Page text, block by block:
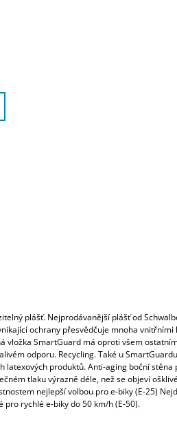
plášť. Nejprodávanější plášť od
ochrany přesvědčuje mnoha
vložka SmartGuard má oproti všem
odporu. Recycling. Také u
latexových produktů. Anti-aging boční
tlaku výrazně déle, než se objeví
nejlepší volbou pro e-biky (E-25)
pro rychlé e-biky do 50 km/h (E-50).